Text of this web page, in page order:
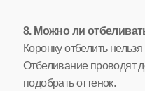
8. Можно ли
Коронку отбелить
Отбеливание проводят
подобрать оттенок.